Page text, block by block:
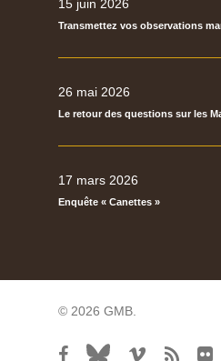
15 juin 2026
Transmettez vos observations
26 mai 2026
Le retour des questions sur les
17 mars 2026
Enquête « Canettes »
© 2026 GMB.
facebook
bluesky vimeo RSS flickr